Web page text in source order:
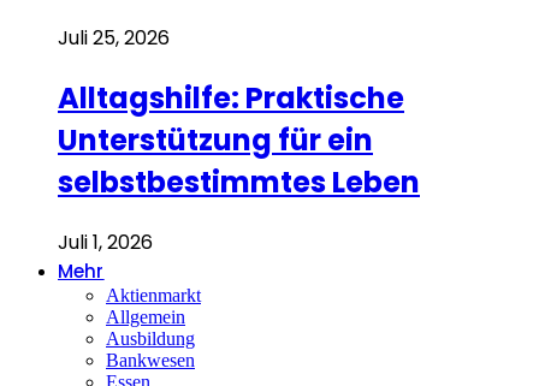
Juli 25, 2026
Alltagshilfe: Praktische
Unterstützung für ein
selbstbestimmtes Leben
Juli 1, 2026
Mehr
Aktienmarkt
Allgemein
Ausbildung
Bankwesen
Essen